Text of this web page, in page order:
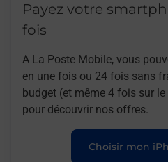
Payez votre
fois
A La Poste Mobile, vous
en une fois ou 24 fois sans
budget (et même 4 fois sur
pour découvrir nos offres.
Choisir mon